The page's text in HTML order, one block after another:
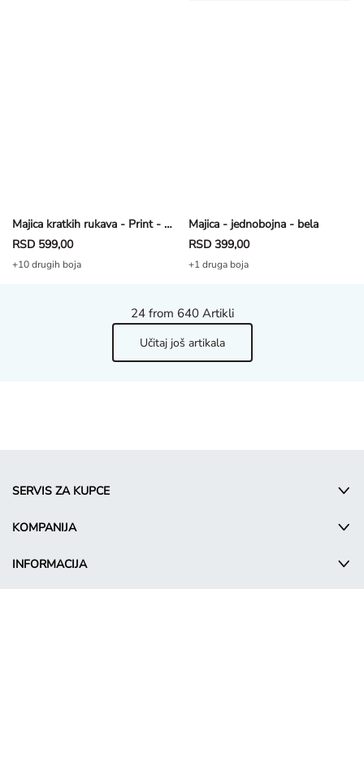
Majica kratkih rukava - Print - tamnosiva
RSD 599,00
+10 drugih boja
Majica - jednobojna - bela
RSD 399,00
+1 druga boja
24from 640 Artikli
Učitaj još artikala
SERVIS ZA KUPCE
KOMPANIJA
INFORMACIJA